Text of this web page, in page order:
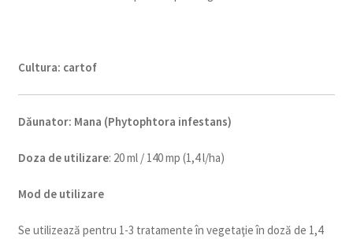
Cultura: cartof
Dăunator: Mana (Phytophtora infestans)
Doza de utilizare: 20 ml / 140 mp (1,4 l/ha)
Mod de utilizare
Se utilizează pentru 1-3 tratamente în vegetaţie în doză de 1,4